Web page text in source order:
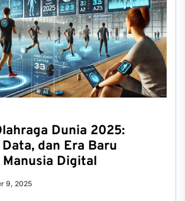
Dunia 2025:
dan Era Baru
Digital
9, 2025